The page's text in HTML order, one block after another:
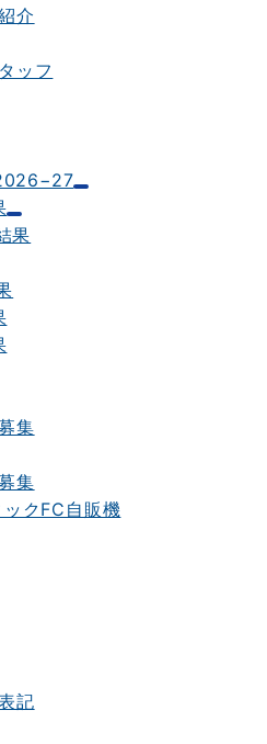
介
ッフ
果
集
集
クFC自販機
記